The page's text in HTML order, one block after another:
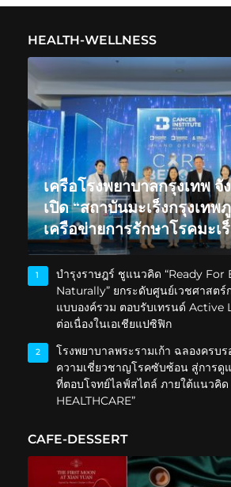
HEALTH-WELLNESS
เครือโรงพยาบาลกรุงเทพ จั
เปิด “สถาบันมะเร็งกรุงเทพ
เครือข่ายการรักษาโรคมะเ
1
บำรุงราษฎร์ ชูแนวคิด “Ready For
Naturally” ยกระดับศูนย์เวชศาสต
แบบองค์รวม ตอบรับเทรนด์ Active
ต่อเนื่องในเอเชียแปซิฟิก
2
โรงพยาบาลพระรามเก้า ฉลองครบ
ความเชี่ยวชาญโรคซับซ้อน สู่การดู
ที่ตอบโจทย์ไลฟ์สไตล์ ภายใต้แนวคิด
HEALTHCARE”
CAFE-DESSERT